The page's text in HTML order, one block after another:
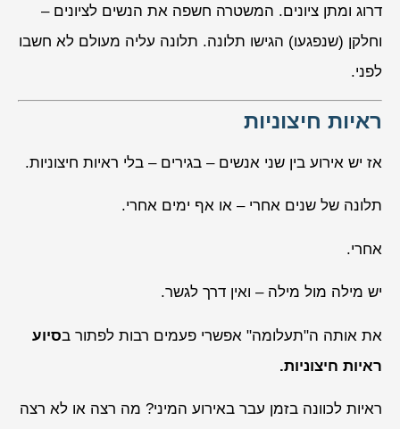
דרוג ומתן ציונים. המשטרה חשפה את הנשים לציונים –
וחלקן (שנפגעו) הגישו תלונה. תלונה עליה מעולם לא חשבו
לפני.
ראיות חיצוניות
אז יש אירוע בין שני אנשים – בגירים – בלי ראיות חיצוניות.
תלונה של שנים אחרי – או אף ימים אחרי.
אחרי.
יש מילה מול מילה – ואין דרך לגשר.
את אותה ה"תעלומה" אפשרי פעמים רבות לפתור בסיוע
ראיות חיצוניות.
ראיות לכוונה בזמן עבר באירוע המיני? מה רצה או לא רצה